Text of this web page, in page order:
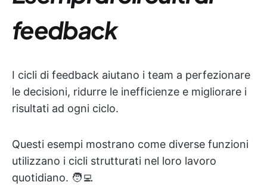
feedback
I cicli di feedback aiutano i team a perfezionare
le decisioni, ridurre le inefficienze e migliorare i
risultati ad ogni ciclo.
Questi esempi mostrano come diverse funzioni
utilizzano i cicli strutturati nel loro lavoro
quotidiano. 🧑‍💻